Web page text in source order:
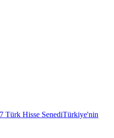
Türk Hisse SenediTürkiye'nin